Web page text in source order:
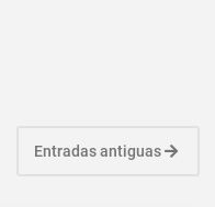
Entradas antiguas